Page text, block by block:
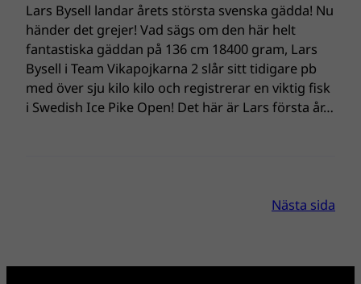
Lars Bysell landar årets största svenska gädda! Nu
händer det grejer! Vad sägs om den här helt
fantastiska gäddan på 136 cm 18400 gram, Lars
Bysell i Team Vikapojkarna 2 slår sitt tidigare pb
med över sju kilo kilo och registrerar en viktig fisk
i Swedish Ice Pike Open! Det här är Lars första år…
Nästa sida